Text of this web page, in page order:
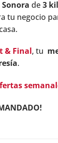
de3
tu negocio
& Final, tu
.